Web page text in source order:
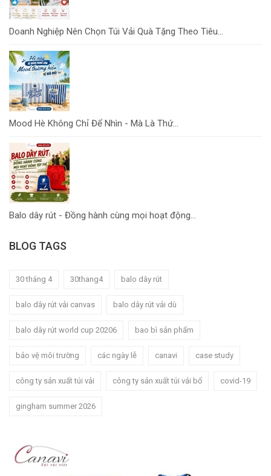
Doanh Nghiệp Nên Chọn Túi Vải Quà Tặng Theo Tiêu...
Mood Hè Không Chỉ Để Nhìn - Mà Là Thứ...
Balo dây rút - Đồng hành cùng mọi hoạt động...
BLOG TAGS
30 tháng 4 30thang4 balo dây rút
balo dây rút vải canvas balo dây rút vải dù
balo dây rút world cup 20206 bao bì sản phẩm
bảo vệ môi trường các ngày lễ canavi case study
công ty sản xuất túi vải công ty sản xuất túi vải bố covid-19
gingham summer 2026